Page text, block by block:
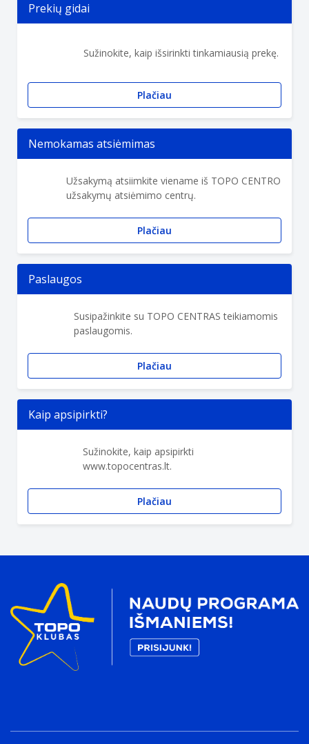
Prekių gidai
Sužinokite, kaip išsirinkti tinkamiausią prekę.
Plačiau
Nemokamas atsiėmimas
Užsakymą atsiimkite viename iš TOPO CENTRO
užsakymų atsiėmimo centrų.
Plačiau
Paslaugos
Susipažinkite su TOPO CENTRAS teikiamomis
paslaugomis.
Plačiau
Kaip apsipirkti?
Sužinokite, kaip apsipirkti
www.topocentras.lt.
Plačiau